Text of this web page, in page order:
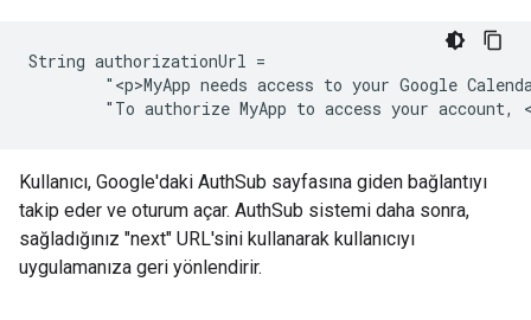
String authorizationUrl =
"<p>MyApp needs access to your Google
"To authorize MyApp to access your
Kullanıcı, Google'daki AuthSub sayfasına giden bağlantıyı
takip eder ve oturum açar. AuthSub sistemi daha sonra,
sağladığınız "next" URL'sini kullanarak kullanıcıyı
uygulamanıza geri yönlendirir.